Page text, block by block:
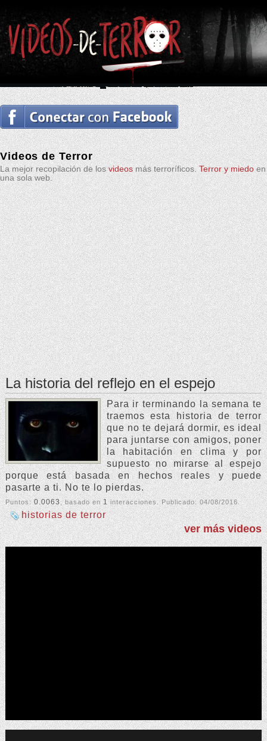
Videos de Terror
La mejor recopilación de losvideosmás terroríficos.Terror y miedoen
una sola web.
La historia del reflejo en el espejo
Para ir terminando la semana te
traemos esta historia de terror
que no te dejará dormir, es ideal
para juntarse con amigos, poner
la habitación en clima y por
supuesto no mirarse al espejo
porque está basada en hechos reales y puede
pasarte a ti. No te lo pierdas.
Puntos:0.0063, basado en1interacciones. Publicado:04/08/2016.
historias de terror
ver más videos